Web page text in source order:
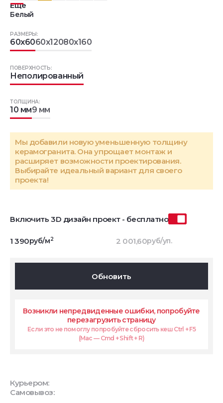
Еще
Белый
РАЗМЕРЫ:
60x6060x12080x160
ТОЛЩИНА:
10 мм9 мм
ПОВЕРХНОСТЬ:
Неполированный
Мы добавили новую уменьшенную толщину
керамогранита. Она упрощает монтаж и
расширяет возможности проектирования.
Выбирайте идеальный вариант для своего
проекта!
Включить 3D дизайн проект - бесплатно
1 390руб/м2 2 001,60руб/уп.
Обновить
Возникли непредвиденные ошибки, попробуйте
перезагрузить страницу
Если это не помоглу попробуйте сбросить кеш Ctrl + F5
(Mac — Cmd + Shift + R)
Курьером:
Самовывоз: